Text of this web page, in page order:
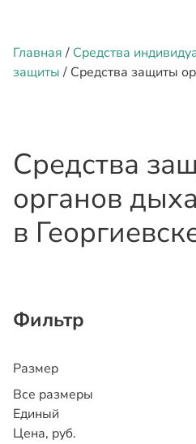
Главная/ Средства
защиты/ Средства защиты
Средства
органов
в
Фильтр
Размер
Все размеры
Единый
Цена, руб.